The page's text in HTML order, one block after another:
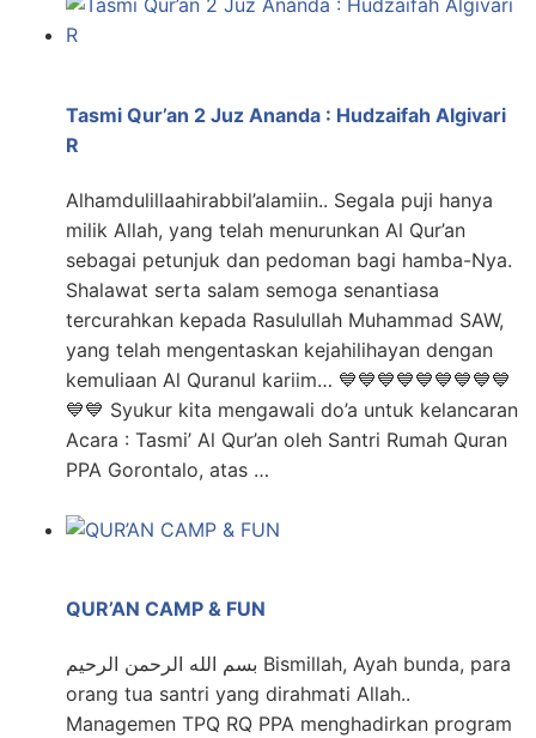
Tasmi Qur’an 2 Juz Ananda : Hudzaifah Algivari
R
Alhamdulillaahirabbil’alamiin.. Segala puji hanya
milik Allah, yang telah menurunkan Al Qur’an
sebagai petunjuk dan pedoman bagi hamba-Nya.
Shalawat serta salam semoga senantiasa
tercurahkan kepada Rasulullah Muhammad SAW,
yang telah mengentaskan kejahilihayan dengan
kemuliaan Al Quranul kariim… 💙💙💙💙💙💙💙💙💙
💙💙 Syukur kita mengawali do’a untuk kelancaran
Acara : Tasmi’ Al Qur’an oleh Santri Rumah Quran
PPA Gorontalo, atas …
QUR’AN CAMP & FUN
بسم الله الرحمن الرحيم Bismillah, Ayah bunda, para
orang tua santri yang dirahmati Allah..
Managemen TPQ RQ PPA menghadirkan program